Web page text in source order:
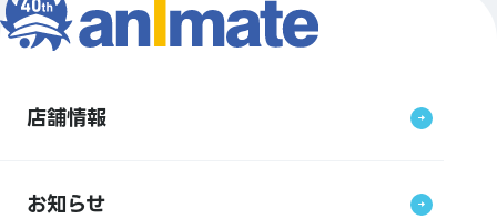
店舗情報
お知らせ